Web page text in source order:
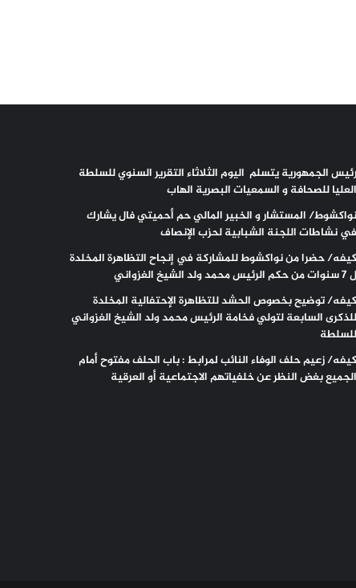
رئيس الجمهورية يتسلم اليوم الثلاثاء التقرير السنوي للسلطة
العليا للصحافة و السمعيات البصرية الهاب
نواكشوط/ المستشار و الخبير المالي حم أحميتي فال يشارك
في نشاطات اللجنة الشبابية لحزب الإنصاف
كيفه/ حضرا من نواكشوط للمشاركة في إنجاح التظاهرة المخلدة
ل 7 سنوات من حكم الرئيس محمد ولد الشيخ الغزواني
كيفه/ توضيح بخصوص الحشد للتظاهرة الإحتفالية المخلدة
للذكرى السابعة لتولي فخامة الرئيس محمد ولد الشيخ الغزواني
للسلطة
كيفه/ زعيم حلف الوفاء النائب لمرابط : باب الحلف مفتوح أمام
الجميع بغض النظر عن خلفياتهم الاجتماعية أو العرقية